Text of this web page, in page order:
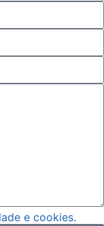
e cookies.